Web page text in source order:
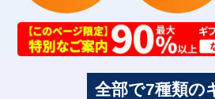
全部で7種類の